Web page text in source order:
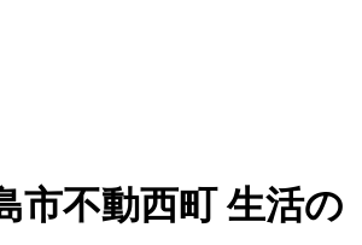
市不動西町 生活の